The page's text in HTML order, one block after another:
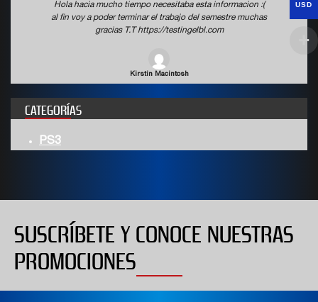
Hola hacia mucho tiempo necesitaba esta informacion :(
al fin voy a poder terminar el trabajo del semestre muchas
gracias T.T https://testingelbl.com
Kirstin Macintosh
CATEGORÍAS
PS3
SUSCRÍBETE Y CONOCE NUESTRAS
PROMOCIONES
USD